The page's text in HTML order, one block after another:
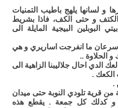
و لسانها يلهج باطيب التمنيات
و حتى الكف، فاذا بشريط
البوبلين البيجية المايلة الى
ما انفرجت اساريري و هي
و الحلاوة ..
الدي احال جلاليبنا الزاهية الى
.
.
من قرية تلودي النوبة حتى ميدان
و كدلك كل جمعة . يقطع هذه